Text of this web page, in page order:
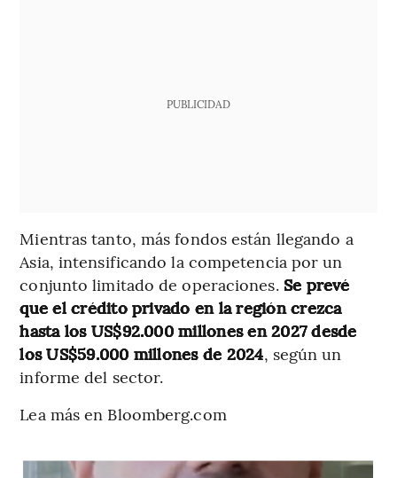
PUBLICIDAD
Mientras tanto, más fondos están llegando a
Asia, intensificando la competencia por un
conjunto limitado de operaciones. Se prevé
que el crédito privado en la región crezca
hasta los US$92.000 millones en 2027 desde
los US$59.000 millones de 2024, según un
informe del sector.
Lea más en Bloomberg.com